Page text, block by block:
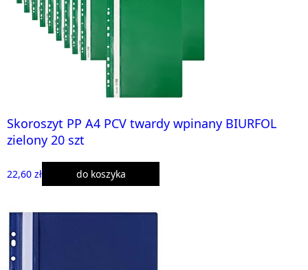
Skoroszyt PP A4 PCV twardy wpinany BIURFOL
zielony 20 szt
22,60 zł do koszyka